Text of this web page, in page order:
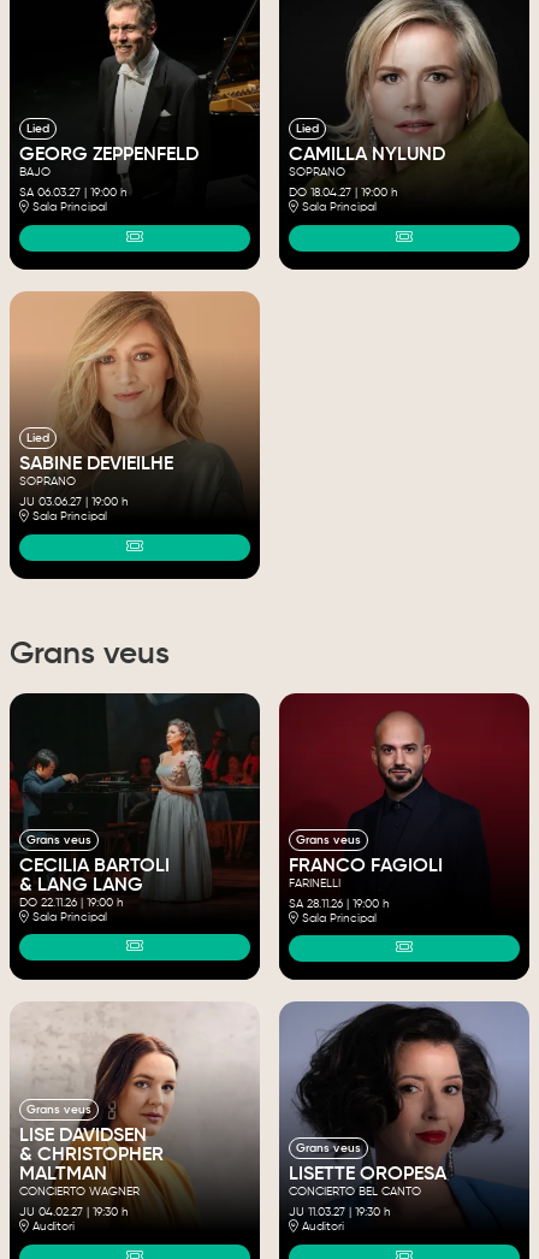
Lied
GEORG ZEPPENFELD
BAJO
SA 06.03.27| 19:00 h
Sala Principal
Lied
CAMILLA NYLUND
SOPRANO
DO 18.04.27| 19:00 h
Sala Principal
Lied
SABINE DEVIEILHE
SOPRANO
JU 03.06.27| 19:00 h
Sala Principal
Grans veus
Grans veus
CECILIA BARTOLI
& LANG LANG
DO 22.11.26| 19:00 h
Sala Principal
Grans veus
FRANCO FAGIOLI
FARINELLI
SA 28.11.26| 19:00 h
Sala Principal
Grans veus
LISE DAVIDSEN
& CHRISTOPHER
MALTMAN
CONCIERTO WAGNER
JU 04.02.27| 19:30 h
Auditori
Grans veus
LISETTE OROPESA
CONCIERTO BEL CANTO
JU 11.03.27| 19:30 h
Auditori